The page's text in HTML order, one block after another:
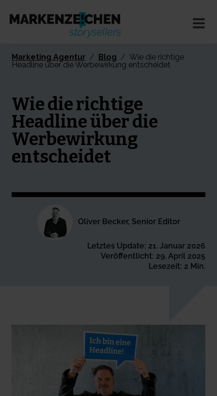
Marketing Agentur / Blog / Wie die richtige
Headline über die Werbewirkung entscheidet
Wie die richtige
Headline über die
Werbewirkung
entscheidet
Oliver Becker, Senior Editor
Letztes Update: 21. Januar 2026
Veröffentlicht: 29. April 2025
Lesezeit: 2 Min.